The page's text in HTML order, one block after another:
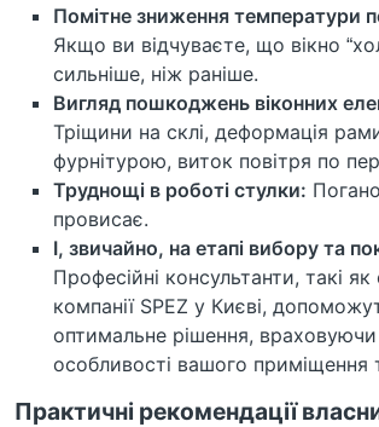
Помітне зниження температури
Якщо ви відчуваєте, що вікно
сильніше, ніж раніше.
Вигляд пошкоджень віконних
Тріщини на склі, деформація
фурнітурою, виток повітря по
Труднощі в роботі стулки:
провисає.
І, звичайно, на етапі вибору та
Професійні консультанти, такі
компанії SPEZ у Києві,
оптимальне рішення, враховуючи
особливості вашого приміщення
Практичні рекомендації